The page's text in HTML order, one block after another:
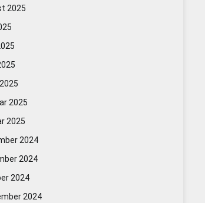
2025
2025
2025
2024
2024
2024
2024